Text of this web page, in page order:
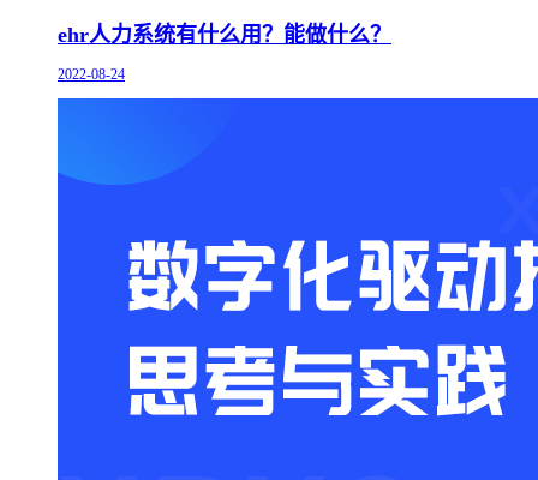
ehr人力系统有什么用？能做什么？
2022-08-24